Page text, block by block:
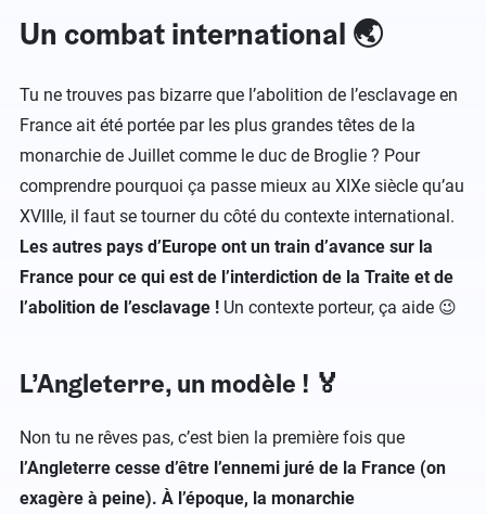
Un combat international 🌏
Tu ne trouves pas bizarre que l’abolition de l’esclavage en
France ait été portée par les plus grandes têtes de la
monarchie de Juillet comme le duc de Broglie ? Pour
comprendre pourquoi ça passe mieux au XIXe siècle qu’au
XVIIIe, il faut se tourner du côté du contexte international.
Les autres pays d’Europe ont un train d’avance sur la
France pour ce qui est de l’interdiction de la Traite et de
l’abolition de l’esclavage ! Un contexte porteur, ça aide 😉
L’Angleterre, un modèle ! 🏅
Non tu ne rêves pas, c’est bien la première fois que
l’Angleterre cesse d’être l’ennemi juré de la France (on
exagère à peine). À l’époque, la monarchie